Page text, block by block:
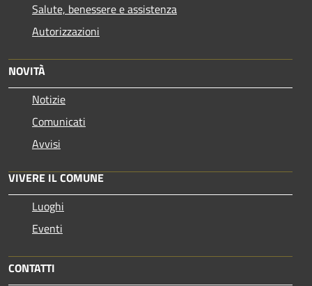
Salute, benessere e assistenza
Autorizzazioni
NOVITÀ
Notizie
Comunicati
Avvisi
VIVERE IL COMUNE
Luoghi
Eventi
CONTATTI